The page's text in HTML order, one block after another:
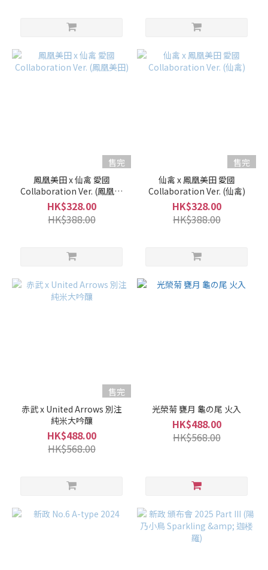
售完
鳳凰美田 x 仙禽 愛國
Collaboration Ver. (鳳凰美
田)
HK$328.00
HK$388.00
售完
仙禽 x 鳳凰美田 愛國
Collaboration Ver. (仙禽)
HK$328.00
HK$388.00
售完
赤武 x United Arrows 別注
純米大吟釀
HK$488.00
HK$568.00
光榮菊 甕月 龜の尾 火入
HK$488.00
HK$568.00